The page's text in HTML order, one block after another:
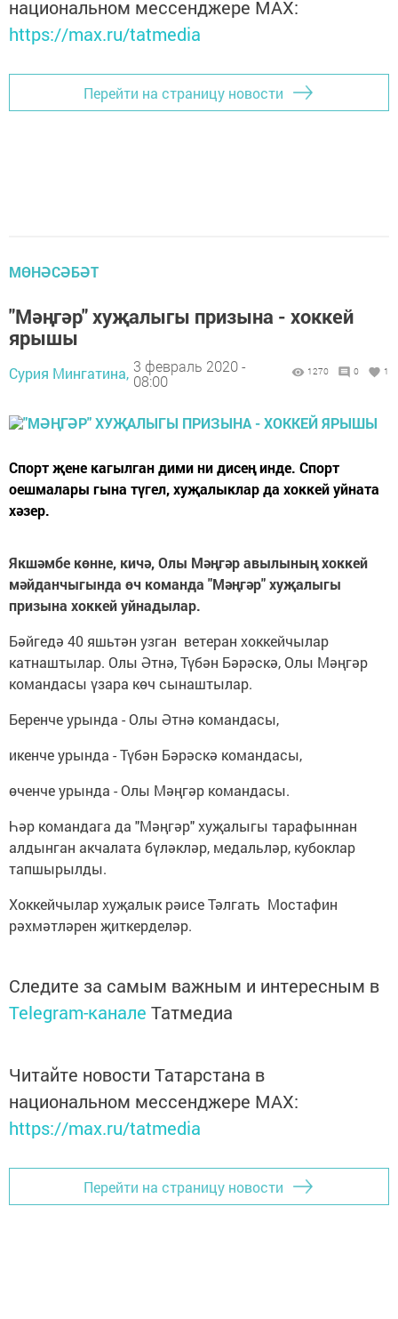
национальном мессенджере MАХ:
https://max.ru/tatmedia
Перейти на страницу новости
МӨНӘСӘБӘТ
"Мәңгәр" хуҗалыгы призына - хоккей
ярышы
Сурия Мингатина, 3 февраль 2020 -
08:00
1270 0 1
Спорт җене кагылган дими ни дисең инде. Спорт
оешмалары гына түгел, хуҗалыклар да хоккей уйната
хәзер.
Якшәмбе көнне, кичә, Олы Мәңгәр авылының хоккей
мәйданчыгында өч команда "Мәңгәр" хуҗалыгы
призына хоккей уйнадылар.
Бәйгедә 40 яшьтән узган ветеран хоккейчылар
катнаштылар. Олы Әтнә, Түбән Бәрәскә, Олы Мәңгәр
командасы үзара көч сынаштылар.
Беренче урында - Олы Әтнә командасы,
икенче урында - Түбән Бәрәскә командасы,
өченче урында - Олы Мәңгәр командасы.
Һәр командага да "Мәңгәр" хуҗалыгы тарафыннан
алдынган акчалата бүләкләр, медальләр, кубоклар
тапшырылды.
Хоккейчылар хуҗалык рәисе Тәлгать Мостафин
рәхмәтләрен җиткерделәр.
Следите за самым важным и интересным в
Telegram-канале Татмедиа
Читайте новости Татарстана в
национальном мессенджере MАХ:
https://max.ru/tatmedia
Перейти на страницу новости